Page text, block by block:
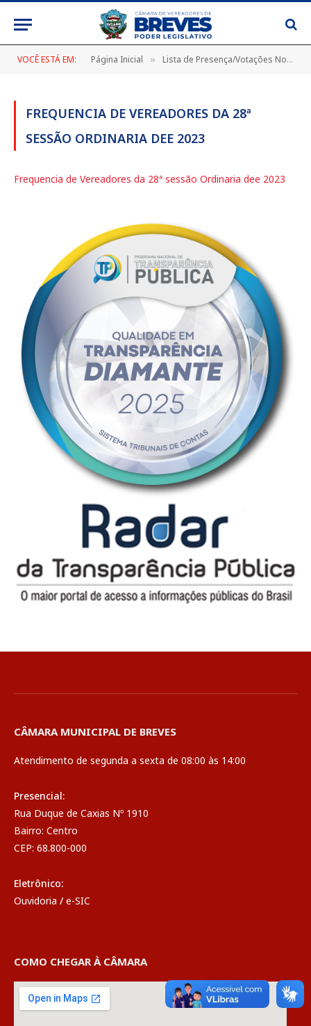
VOCÊ ESTÁ EM: Página Inicial » Lista de Presença/Votações Nominais
FREQUENCIA DE VEREADORES DA 28ª
SESSÃO ORDINARIA DEE 2023
Frequencia de Vereadores da 28ª sessão Ordinaria dee 2023
CÂMARA MUNICIPAL DE BREVES
Atendimento de segunda a sexta de 08:00 às 14:00
Presencial:
Rua Duque de Caxias Nº 1910
Bairro: Centro
CEP: 68.800-000
Eletrônico:
Ouvidoria / e-SIC
COMO CHEGAR À CÂMARA